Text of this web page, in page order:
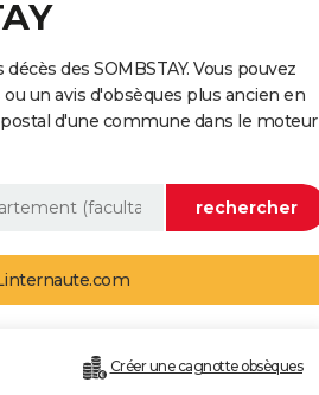
des SOMBSTAY. Vous pouvez
un avis d'obsèques plus ancien en
d'une commune dans le moteur
Créer une cagnotte obsèques